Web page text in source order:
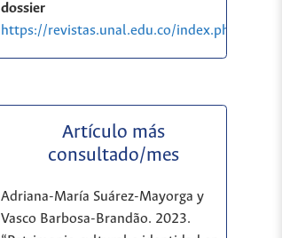
dossier
https://revistas.unal.edu.co/index.php/
Artículo más
consultado/mes
Adriana-María Suárez-Mayorga y
Vasco Barbosa-Brandão. 2023.